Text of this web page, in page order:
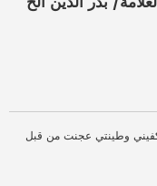
وطينتي عجنت من قبل